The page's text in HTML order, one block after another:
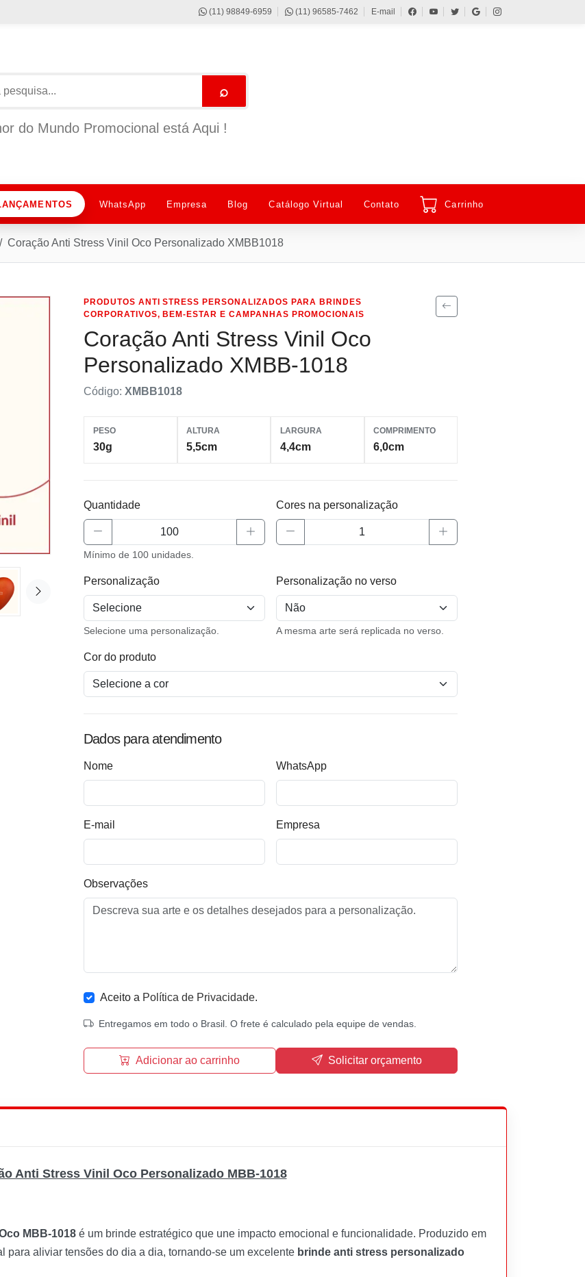
(11) 98849-6959 (11) 96585-7462 E-mail
⌕
do Mundo Promocional está Aqui !
WhatsApp Empresa Blog Catálogo Virtual Contato Carrinho
Coração Anti Stress Vinil Oco Personalizado XMBB1018
PRODUTOS ANTI STRESS PERSONALIZADOS PARA BRINDES
CORPORATIVOS, BEM-ESTAR E CAMPANHAS PROMOCIONAIS
Coração Anti Stress Vinil Oco
Personalizado XMBB-1018
Código: XMBB1018
PESO
30g
ALTURA
5,5cm
LARGURA
4,4cm
COMPRIMENTO
6,0cm
Quantidade
Mínimo de 100 unidades.
Cores na personalização
Personalização
Selecione uma personalização.
Personalização no verso
A mesma arte será replicada no verso.
Cor do produto
Dados para atendimento
Nome WhatsApp
E-mail Empresa
Observações
Aceito a Política de Privacidade.
Entregamos em todo o Brasil. O frete é calculado pela equipe de vendas.
Adicionar ao carrinho Solicitar orçamento
Anti Stress Vinil Oco Personalizado MBB-1018
MBB-1018 é um brinde estratégico que une impacto emocional e funcionalidade. Produzido em
para aliviar tensões do dia a dia, tornando-se um excelente brinde anti stress personalizado